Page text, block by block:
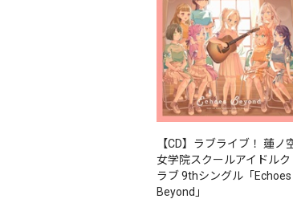
【CD】ラブライブ！ 蓮ノ
女学院スクールアイドルク
ラブ 9thシングル「Echoes
Beyond」